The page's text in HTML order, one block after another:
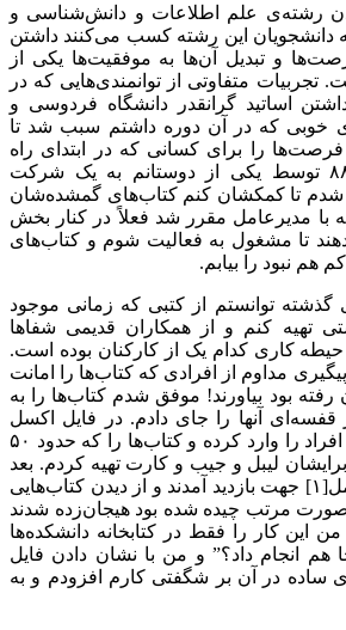
رشته‌­ی علم اطلاعات و دانش‌شناسی و
دانشجویان این رشته کسب می‌کنند داشتن
و تبدیل آن‌ها به موفقیت‌ها یکی از
تجربیات متفاوتی از توانمندی‌هایی که در
اساتید گرانقدر دانشگاه فردوسی و
خوبی که در آن دوره داشتم سبب شد تا
فرصت‌ها را برای کسانی که در ابتدای راه
هستند بنویسم. سال ۸۸ توسط یکی از دوستانم به یک شرکت
تا کمکشان کنم کتاب‌های گمشده‌شان
با مدیرعامل مقرر شد فعلاً در کنار بخش
تا مشغول به فعالیت شوم و کتاب‌های
هم نبود را بیابم.
گذشته توانستم از کتبی که زمانی موجود
تهیه کنم و از همکاران قدیمی شفاها
کاری کدام یک از کارکنان بوده است.
مداوم از افرادی که کتاب‌ها را امانت
رفته بود بیاورند! موفق شدم کتاب‌ها را به
قفسه‌ای آنها را جای دادم. در فایل اکسل
تمام فیلدهای مورد نیاز افراد را وارد کرده و کتاب‌ها را که حدود ۵۰
لیبل و جیب و کارت تهیه کردم. بعد
از اتمام کتاب‌هامدیرعامل[۱] جهت بازدید آمدند و از دیدن کتاب‌هایی
صورت مرتب چیده شده بود هیجان‌زده شدند
این کار را فقط در کتابخانه دانشکده‌ها
هم انجام داد؟” و من با نشان دادن فایل
ساده در آن بر شگفتی کارم افزودم و به